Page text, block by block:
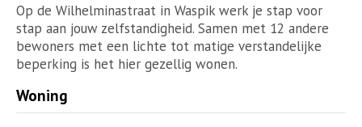
Op de Wilhelminastraat in Waspik werk je stap voor
stap aan jouw zelfstandigheid. Samen met 12 andere
bewoners met een lichte tot matige verstandelijke
beperking is het hier gezellig wonen.
Woning